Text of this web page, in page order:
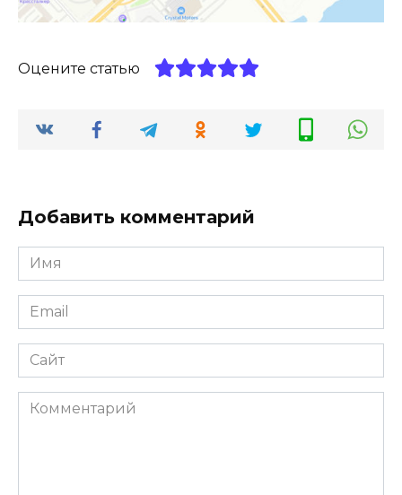
Оцените статью
Добавить комментарий
Имя
*
Email
*
Сайт
Комментарий